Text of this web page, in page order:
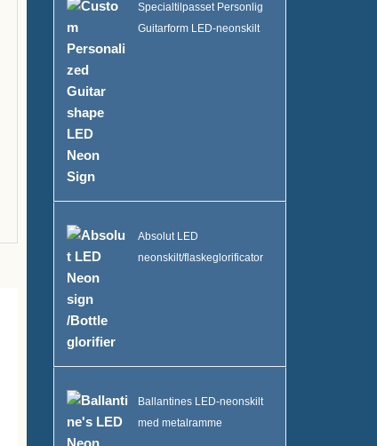
Specialtilpasset Personlig
Guitarform LED-neonskilt
Absolut LED
neonskilt/flaskeglorificator
Ballantines LED-neonskilt
med metalramme